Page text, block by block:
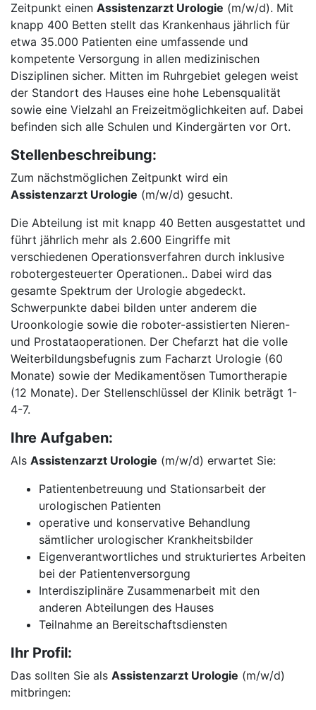
Zeitpunkt einen Assistenzarzt Urologie (m/w/d). Mit
knapp 400 Betten stellt das Krankenhaus jährlich für
etwa 35.000 Patienten eine umfassende und
kompetente Versorgung in allen medizinischen
Disziplinen sicher. Mitten im Ruhrgebiet gelegen weist
der Standort des Hauses eine hohe Lebensqualität
sowie eine Vielzahl an Freizeitmöglichkeiten auf. Dabei
befinden sich alle Schulen und Kindergärten vor Ort.
Stellenbeschreibung:
Zum nächstmöglichen Zeitpunkt wird ein
Assistenzarzt Urologie (m/w/d) gesucht.
Die Abteilung ist mit knapp 40 Betten ausgestattet und
führt jährlich mehr als 2.600 Eingriffe mit
verschiedenen Operationsverfahren durch inklusive
robotergesteuerter Operationen.. Dabei wird das
gesamte Spektrum der Urologie abgedeckt.
Schwerpunkte dabei bilden unter anderem die
Uroonkologie sowie die roboter-assistierten Nieren-
und Prostataoperationen. Der Chefarzt hat die volle
Weiterbildungsbefugnis zum Facharzt Urologie (60
Monate) sowie der Medikamentösen Tumortherapie
(12 Monate). Der Stellenschlüssel der Klinik beträgt 1-
4-7.
Ihre Aufgaben:
Als Assistenzarzt Urologie (m/w/d) erwartet Sie:
Patientenbetreuung und Stationsarbeit der
urologischen Patienten
operative und konservative Behandlung
sämtlicher urologischer Krankheitsbilder
Eigenverantwortliches und strukturiertes Arbeiten
bei der Patientenversorgung
Interdisziplinäre Zusammenarbeit mit den
anderen Abteilungen des Hauses
Teilnahme an Bereitschaftsdiensten
Ihr Profil:
Das sollten Sie als Assistenzarzt Urologie (m/w/d)
mitbringen: